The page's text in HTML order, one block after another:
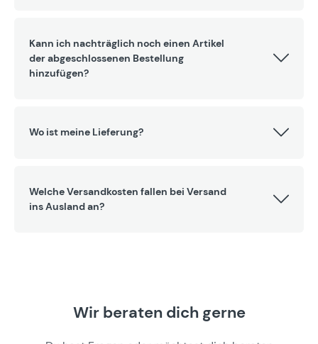
Kann ich nachträglich noch einen Artikel
der abgeschlossenen Bestellung
hinzufügen?
Wo ist meine Lieferung?
Welche Versandkosten fallen bei Versand
ins Ausland an?
Wir beraten dich gerne